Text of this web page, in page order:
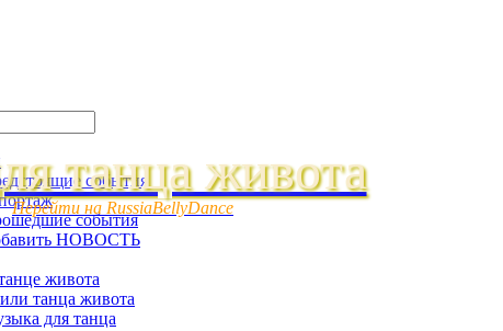
танца живота
Перейти на RussiaBellyDance
события
события
НОВОСТЬ
живота
танца живота
для танца